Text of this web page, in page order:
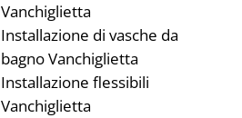
Vanchiglietta
Installazione di vasche da
bagno Vanchiglietta
Installazione flessibili
Vanchiglietta